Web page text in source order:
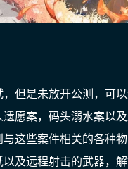
但是未放开公测，可
愿案，码头溺水案以
这些案件相关的各种
及远程射击的武器，